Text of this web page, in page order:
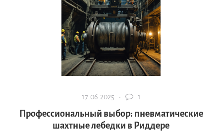
17.06.2025 · 1
Профессиональный выбор: пневматические
шахтные лебедки в Риддере